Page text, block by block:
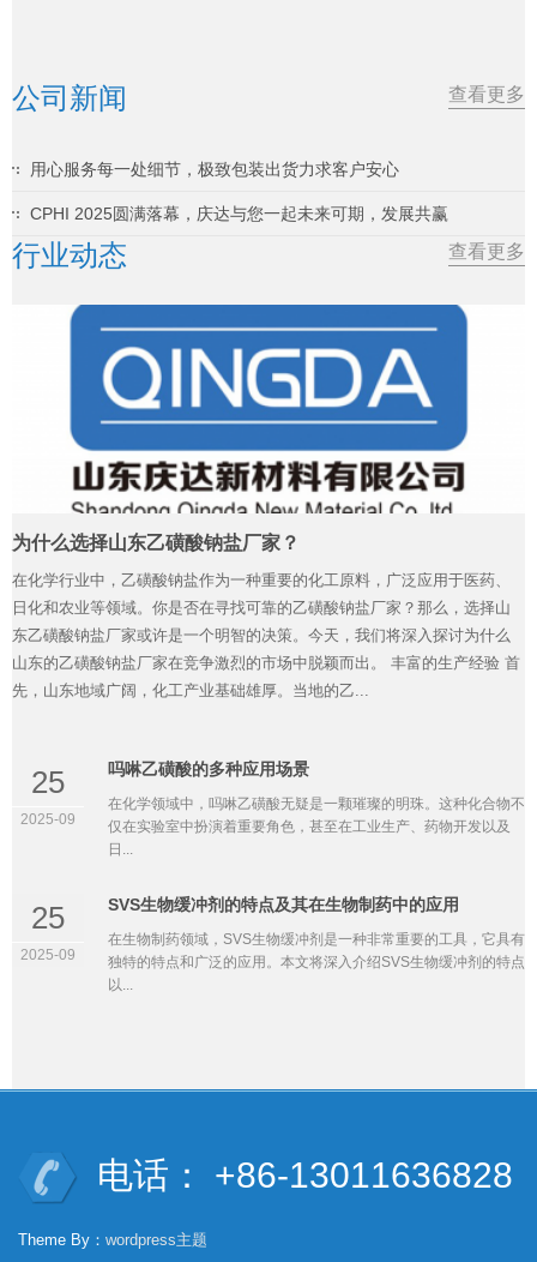
公司新闻 查看更多
用心服务每一处细节，极致包装出货力求客户安心
CPHI 2025圆满落幕，庆达与您一起未来可期，发展共赢
行业动态 查看更多
为什么选择山东乙磺酸钠盐厂家？
在化学行业中，乙磺酸钠盐作为一种重要的化工原料，广泛应用于医药、
日化和农业等领域。你是否在寻找可靠的乙磺酸钠盐厂家？那么，选择山
东乙磺酸钠盐厂家或许是一个明智的决策。今天，我们将深入探讨为什么
山东的乙磺酸钠盐厂家在竞争激烈的市场中脱颖而出。 丰富的生产经验 首
先，山东地域广阔，化工产业基础雄厚。当地的乙...
25
2025-09
吗啉乙磺酸的多种应用场景
在化学领域中，吗啉乙磺酸无疑是一颗璀璨的明珠。这种化合物不
仅在实验室中扮演着重要角色，甚至在工业生产、药物开发以及
日...
25
2025-09
SVS生物缓冲剂的特点及其在生物制药中的应用
在生物制药领域，SVS生物缓冲剂是一种非常重要的工具，它具有
独特的特点和广泛的应用。本文将深入介绍SVS生物缓冲剂的特点
以...
电话： +86-13011636828
Theme By： wordpress主题